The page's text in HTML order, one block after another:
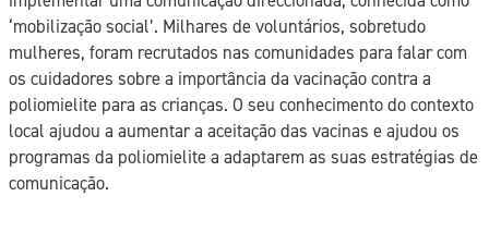
‘mobilização social’. Milhares de voluntários, sobretudo
mulheres, foram recrutados nas comunidades para falar com
os cuidadores sobre a importância da vacinação contra a
poliomielite para as crianças. O seu conhecimento do contexto
local ajudou a aumentar a aceitação das vacinas e ajudou os
programas da poliomielite a adaptarem as suas estratégias de
comunicação.